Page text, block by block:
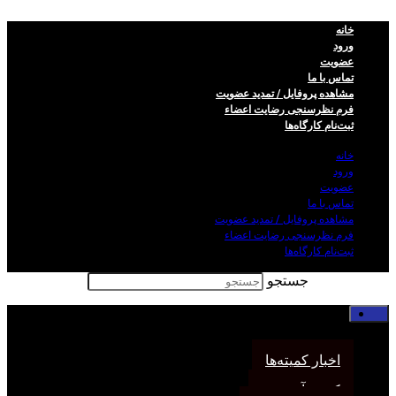
خانه
ورود
عضویت
تماس با ما
مشاهده پروفایل / تمدید عضویت
فرم نظر‌سنجی رضایت اعضاء
ثبت‌نام کارگاه‌ها
خانه
ورود
عضویت
تماس با ما
مشاهده پروفایل / تمدید عضویت
فرم نظر‌سنجی رضایت اعضاء
ثبت‌نام کارگاه‌ها
جستجو
اخبار کمیته‌ها
کمیته آموزش